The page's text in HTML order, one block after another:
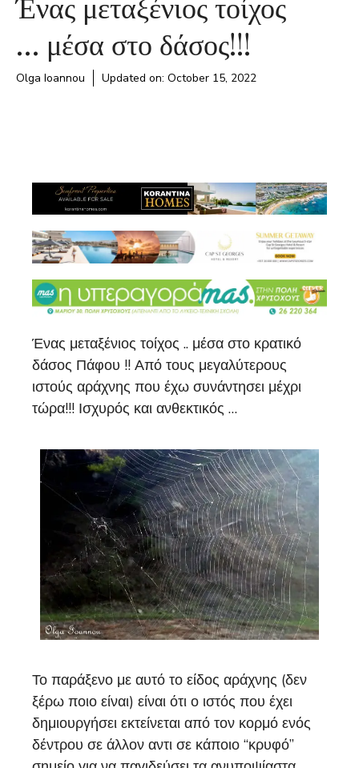
… μέσα στο δάσος!!!
Olga Ioannou Updated on: October 15, 2022
Ένας μεταξένιος τοίχος .. μέσα στο κρατικό
δάσος Πάφου !! Από τους μεγαλύτερους
ιστούς αράχνης που έχω συνάντησει μέχρι
τώρα!!! Ισχυρός και ανθεκτικός …
Το παράξενο με αυτό το είδος αράχνης (δεν
ξέρω ποιο είναι) είναι ότι ο ιστός που έχει
δημιουργήσει εκτείνεται από τον κορμό ενός
δέντρου σε άλλον αντι σε κάποιο “κρυφό”